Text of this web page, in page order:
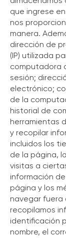
que ingrese
nos
manera.
dirección de
(IP) utilizada
computadora
sesión;
electrónico;
de la
historial de
herramientas
y recopilar
incluidos los
de la página,
visitas a
información
página y los
navegar fuera
recopilamos
identificación
nombre, el